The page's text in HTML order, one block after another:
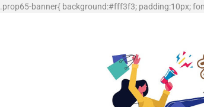
.prop65-banner{ background:#fff3f3; padding:10px;